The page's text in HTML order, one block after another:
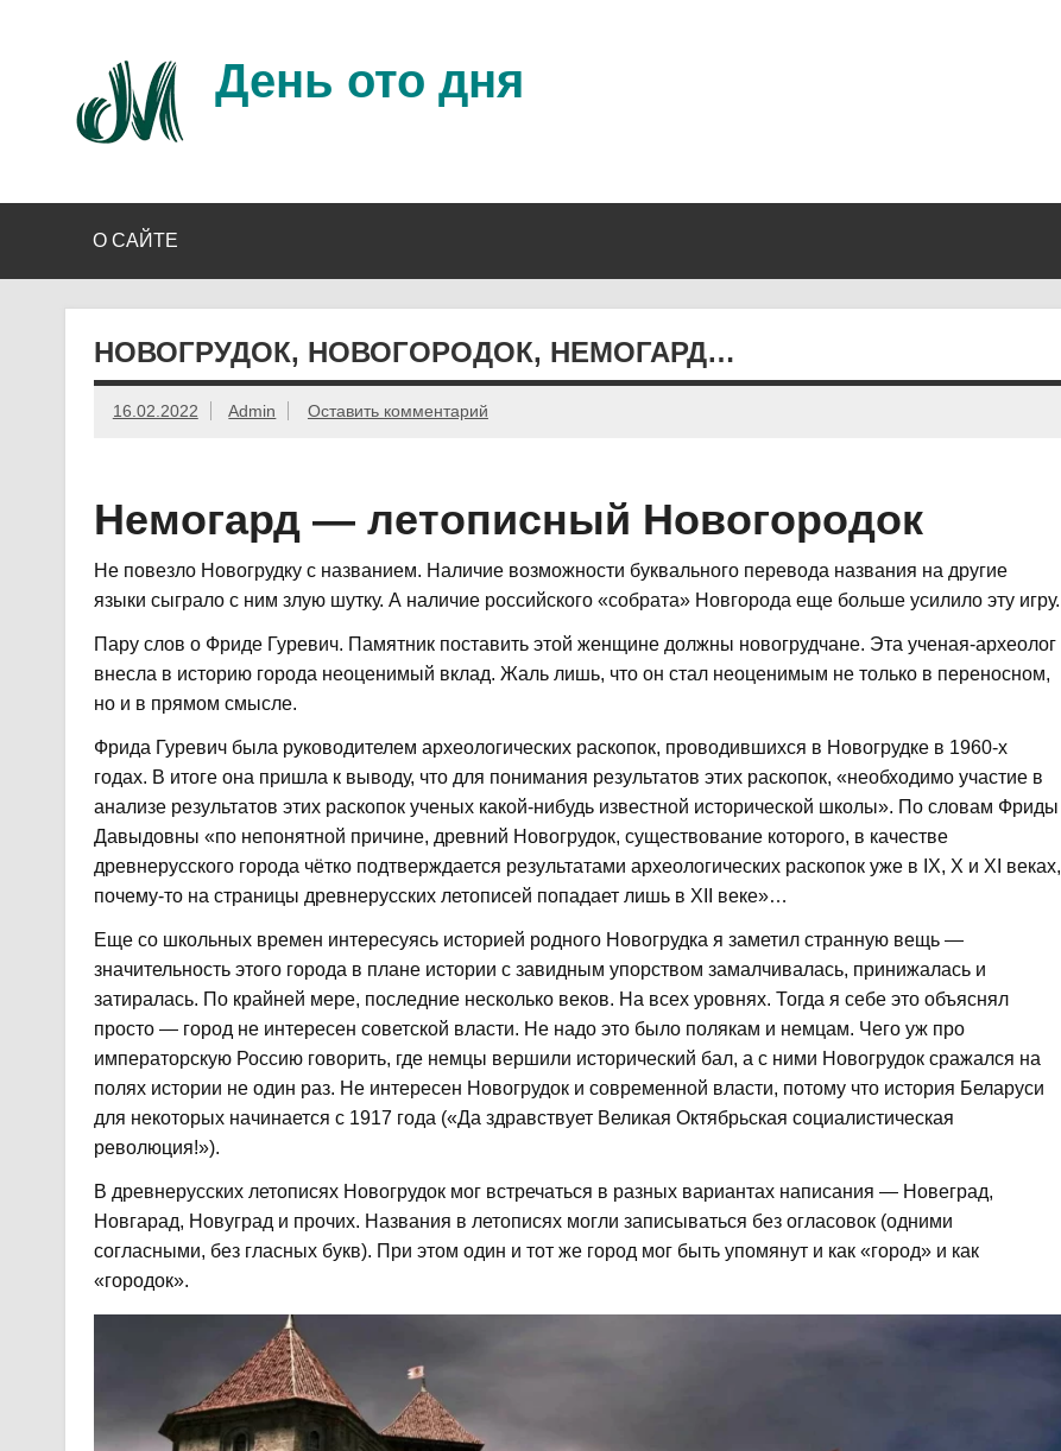
День ото дня
О САЙТЕ
НОВОГРУДОК, НОВОГОРОДОК, НЕМОГАРД…
16.02.2022 Admin Оставить комментарий
Немогард — летописный Новогородок
Не повезло Новогрудку с названием. Наличие возможности буквального перевода названия на другие
языки сыграло с ним злую шутку. А наличие российского «собрата» Новгорода еще больше усилило эту игру.
Пару слов о Фриде Гуревич. Памятник поставить этой женщине должны новогрудчане. Эта ученая-археолог
внесла в историю города неоценимый вклад. Жаль лишь, что он стал неоценимым не только в переносном,
но и в прямом смысле.
Фрида Гуревич была руководителем археологических раскопок, проводившихся в Новогрудке в 1960-х
годах. В итоге она пришла к выводу, что для понимания результатов этих раскопок, «необходимо участие в
анализе результатов этих раскопок ученых какой-нибудь известной исторической школы». По словам Фриды
Давыдовны «по непонятной причине, древний Новогрудок, существование которого, в качестве
древнерусского города чётко подтверждается результатами археологических раскопок уже в IX, X и XI веках,
почему-то на страницы древнерусских летописей попадает лишь в XII веке»…
Еще со школьных времен интересуясь историей родного Новогрудка я заметил странную вещь —
значительность этого города в плане истории с завидным упорством замалчивалась, принижалась и
затиралась. По крайней мере, последние несколько веков. На всех уровнях. Тогда я себе это объяснял
просто — город не интересен советской власти. Не надо это было полякам и немцам. Чего уж про
императорскую Россию говорить, где немцы вершили исторический бал, а с ними Новогрудок сражался на
полях истории не один раз. Не интересен Новогрудок и современной власти, потому что история Беларуси
для некоторых начинается с 1917 года («Да здравствует Великая Октябрьская социалистическая
революция!»).
В древнерусских летописях Новогрудок мог встречаться в разных вариантах написания — Новеград,
Новгарад, Новуград и прочих. Названия в летописях могли записываться без огласовок (одними
согласными, без гласных букв). При этом один и тот же город мог быть упомянут и как «город» и как
«городок».